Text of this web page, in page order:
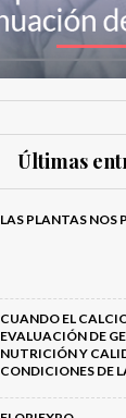
Últimas
LAS PLANTAS NOS
CUANDO EL
EVALUACIÓN DE
NUTRICIÓN Y
CONDICIONES DE